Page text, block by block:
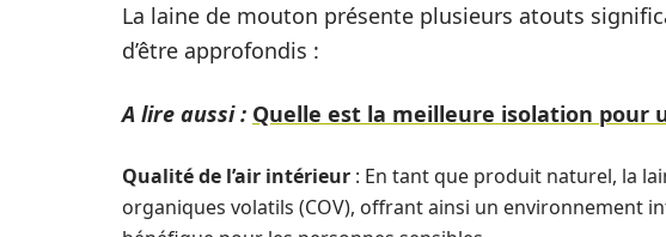
La laine de mouton présente plusieurs atouts
d’être approfondis :
A lire aussi : Quelle est la meilleure isolation pour
Qualité de l’air intérieur : En tant que produit naturel, la
organiques volatils (COV), offrant ainsi un environnement